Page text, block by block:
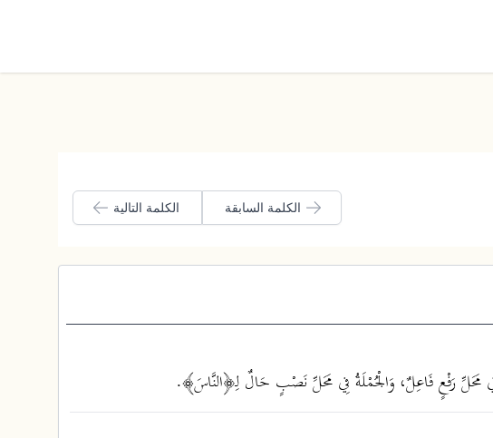
الكلمة السابقة الكلمة التالية
رَفْعٍ فَاعِلٌ، وَالْجُمْلَةُ فِي مَحَلِّ نَصْبٍ حَالٌ لِـ﴿النَّاسَ﴾.